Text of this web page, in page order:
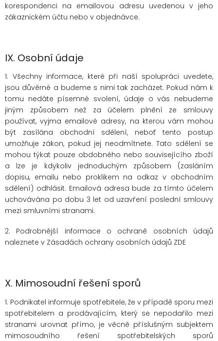
korespondenci na emailovou adresu uvedenou v jeho
zákaznickém účtu nebo v objednávce.
IX. Osobní údaje
1. Všechny informace, které při naší spolupráci uvedete,
jsou důvěrné a budeme s nimi tak zacházet. Pokud nám k
tomu nedáte písemné svolení, údaje o vás nebudeme
jiným způsobem než za účelem plnění ze smlouvy
používat, vyjma emailové adresy, na kterou vám mohou
být zasílána obchodní sdělení, neboť tento postup
umožňuje zákon, pokud jej neodmítnete. Tato sdělení se
mohou týkat pouze obdobného nebo souvisejícího zboží
a lze je kdykoliv jednoduchým způsobem (zasláním
dopisu, emailu nebo proklikem na odkaz v obchodním
sdělení) odhlásit. Emailová adresa bude za tímto účelem
uchovávána po dobu 3 let od uzavření poslední smlouvy
mezi smluvními stranami.
2. Podrobnější informace o ochraně osobních údajů
naleznete v Zásadách ochrany osobních údajů ZDE
X. Mimosoudní řešení sporů
1. Podnikatel informuje spotřebitele, že v případě sporu mezi
spotřebitelem a prodávajícím, který se nepodařilo mezi
stranami urovnat přímo, je věcně příslušným subjektem
mimosoudního řešení spotřebitelských sporů